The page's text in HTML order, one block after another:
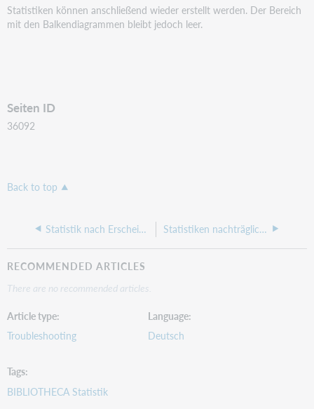
Statistiken können anschließend wieder erstellt werden. Der Bereich
mit den Balkendiagrammen bleibt jedoch leer.
Seiten ID
36092
Back to top
Statistik nach Erscheinungsjahr Statistiken nachträglich auf bestimmte Kriterien eingrenzen (Autoren, Titel u.v.m)
RECOMMENDED ARTICLES
There are no recommended articles.
Article type
Troubleshooting
Language
Deutsch
Tags
BIBLIOTHECA Statistik